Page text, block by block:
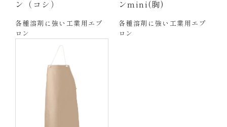
ン（コシ）
各種溶剤に強い工業用エプ
ロン
ンmini(胸)
各種溶剤に強い工業用エプ
ロン